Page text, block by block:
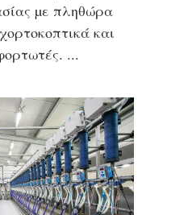
µε πληθώρα
και